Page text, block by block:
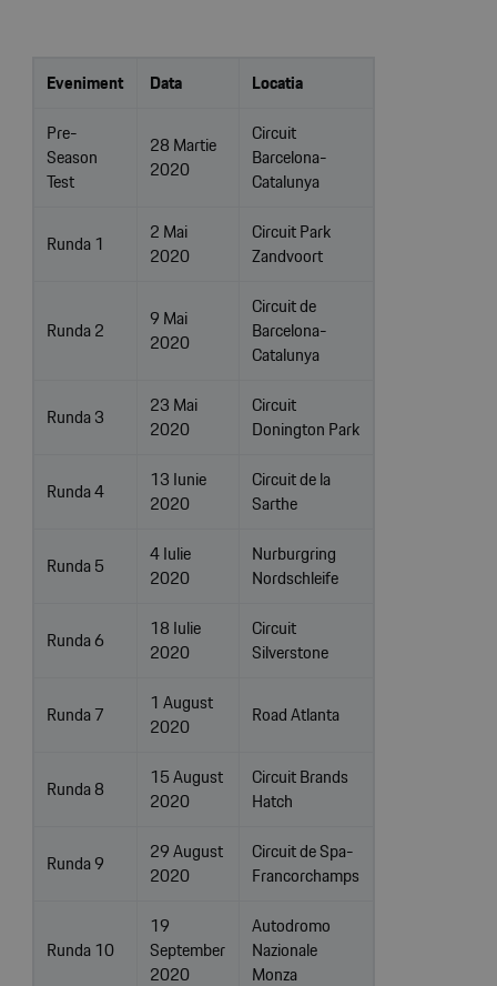
Eveniment Data
Locatia
Pre-
Season
Test
28 Martie
2020
Circuit
Barcelona-
Catalunya
Runda 1
2 Mai
2020
Circuit Park
Zandvoort
Runda 2
9 Mai
2020
Circuit de
Barcelona-
Catalunya
Runda 3
23 Mai
2020
Circuit
Donington Park
Runda 4
13 Iunie
2020
Circuit de la
Sarthe
Runda 5
4 Iulie
2020
Nurburgring
Nordschleife
Runda 6
18 Iulie
2020
Circuit
Silverstone
Runda 7
1 August
2020
Road Atlanta
Runda 8
15 August
2020
Circuit Brands
Hatch
Runda 9
29 August
2020
Circuit de Spa-
Francorchamps
Runda 10
19
September
2020
Autodromo
Nazionale
Monza